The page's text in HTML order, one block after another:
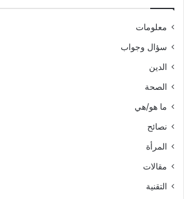
معلومات
سؤال وجواب
الدين
الصحة
ما هو/هي
نصائح
المرأة
مقالات
التقنية